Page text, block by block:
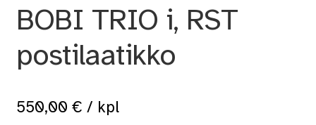
BOBI TRIO i, RST
postilaatikko
550,00 € / kpl